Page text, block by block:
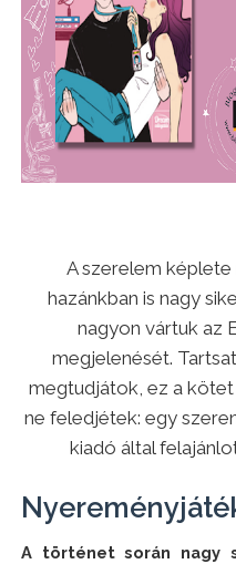
A szerelem
hazánkban is nagy
nagyon vártuk az
megjelenését.
megtudjátok, ez a
ne feledjétek: egy
kiadó által
A történet során nagy